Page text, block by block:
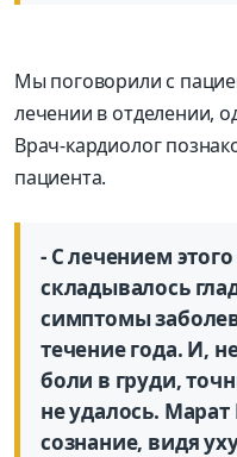
Мы поговорили с
лечении в отделении,
Врач-кардиолог
пациента.
- С лечением
складывалось
симптомы
течение года. И,
боли в груди,
не удалось.
сознание, видя